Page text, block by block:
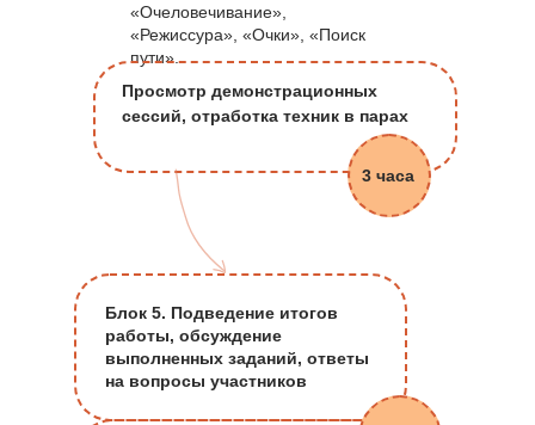
«Очеловечивание»,
«Режиссура», «Очки», «Поиск
пути».
Просмотр демонстрационных
сессий, отработка техник в парах
3 часа
Блок 5. Подведение итогов
работы, обсуждение
выполненных заданий, ответы
на вопросы участников